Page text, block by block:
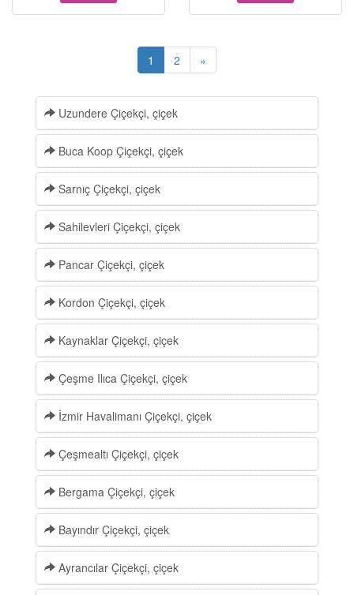
1 2 »
Uzundere Çiçekçi, çiçek
Buca Koop Çiçekçi, çiçek
Sarnıç Çiçekçi, çiçek
Sahilevleri Çiçekçi, çiçek
Pancar Çiçekçi, çiçek
Kordon Çiçekçi, çiçek
Kaynaklar Çiçekçi, çiçek
Çeşme Ilıca Çiçekçi, çiçek
İzmir Havalimanı Çiçekçi, çiçek
Çeşmealtı Çiçekçi, çiçek
Bergama Çiçekçi, çiçek
Bayındır Çiçekçi, çiçek
Ayrancılar Çiçekçi, çiçek